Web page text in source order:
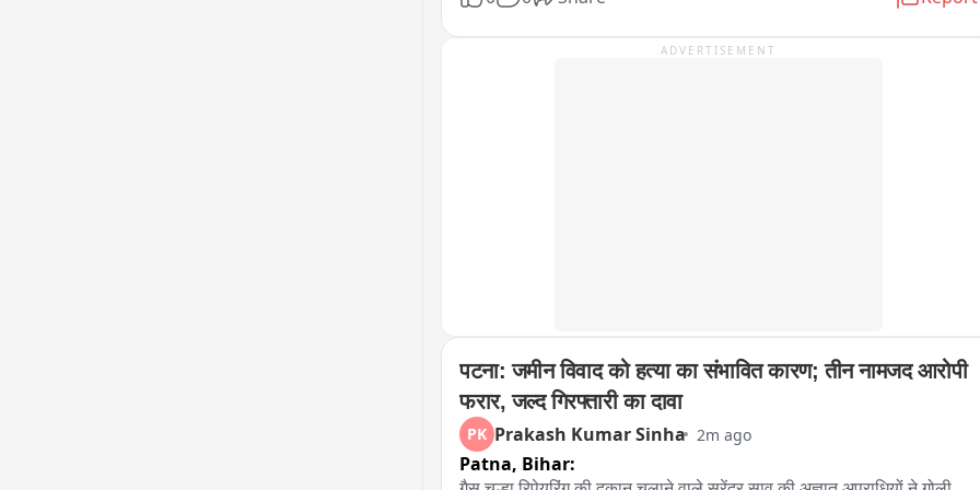
उनके हौसले में कोई कमी नहीं आई है। वहीं उन्होंने कहा कि उनके खिलाफ दिल्ली में
नॉरेटिव गढ़े गए थे और उन्हें ही निशाना बनाया गया था।
ADVERTISEMENT
पटना: जमीन विवाद को हत्या का संभावित कारण; तीन नामजद आरोपी
फरार, जल्द गिरफ्तारी का दावा
PK Prakash Kumar Sinha 2m ago
Patna, Bihar: